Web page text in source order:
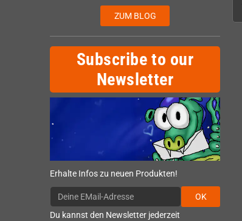
ZUM BLOG
Subscribe to our
Newsletter
Erhalte Infos zu neuen Produkten!
OK
Du kannst den Newsletter jederzeit